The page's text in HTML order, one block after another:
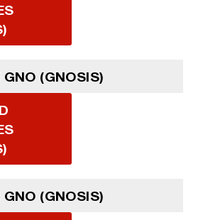
GNO (GNOSIS)
GNO (GNOSIS)